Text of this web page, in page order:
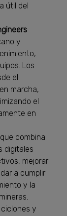
útil del
y
Los
el
marcha,
el
en
combina
digitales
mejorar
a cumplir
y la
y